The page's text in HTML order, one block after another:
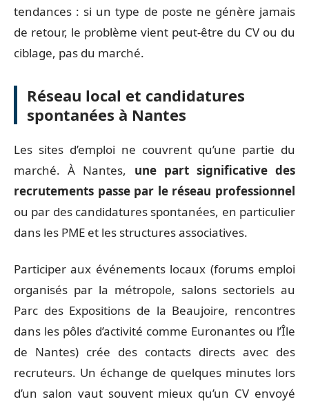
tendances : si un type de poste ne génère jamais
de retour, le problème vient peut-être du CV ou du
ciblage, pas du marché.
Réseau local et candidatures
spontanées à Nantes
Les sites d’emploi ne couvrent qu’une partie du
marché. À Nantes, une part significative des
recrutements passe par le réseau professionnel
ou par des candidatures spontanées, en particulier
dans les PME et les structures associatives.
Participer aux événements locaux (forums emploi
organisés par la métropole, salons sectoriels au
Parc des Expositions de la Beaujoire, rencontres
dans les pôles d’activité comme Euronantes ou l’Île
de Nantes) crée des contacts directs avec des
recruteurs. Un échange de quelques minutes lors
d’un salon vaut souvent mieux qu’un CV envoyé